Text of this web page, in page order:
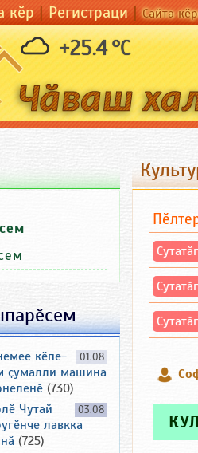
кӗр|Регистраци|Сайта
+25.4 °C
01.08
кӗпе-
ҫумалли машина
(730)
03.08
Чутай
лавкка
(725)